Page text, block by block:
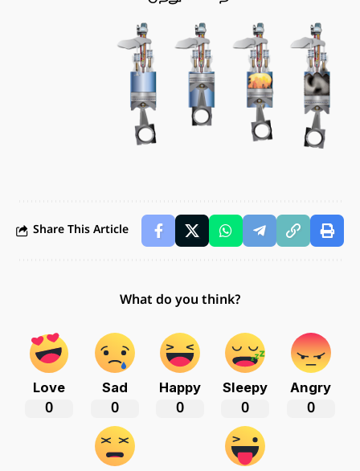
Share This Article
What do you think?
Love
0
Sad
0
Happy
0
Sleepy
0
Angry
0